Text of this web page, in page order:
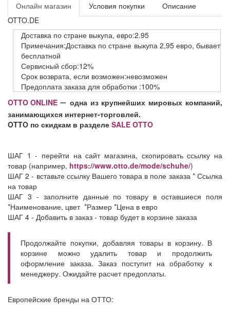
Онлайн магазин Условия покупки
Описание
OTTO.DE
Доставка по стране выкупа, евро:2.95
Примечания:Доставка по стране выкупа 2,95 евро, бывает
бесплатной
Сервисный сбор:12%
Срок возврата, если возможен:невозможен
Предоплата заказа для обработки :100%
OTTO ONLINE — одна из крупнейших мировых компаний,
занимающихся интернет-торговлей.
OTTO по скидкам в разделе SALE OTTO
ШАГ 1 - перейти на сайт магазина, скопировать ссылку на
товар (например, https://www.otto.de/mode/schuhe/)
ШАГ 2 - вставьте ссылку Вашего товара в поле заказа * Ссылка
на товар
ШАГ 3 - заполните данные по товару в оставшиеся поля
*Наименование, цвет *Размер *Цена в евро
ШАГ 4 - Добавить в заказ - товар будет в корзине заказа
Продолжайте покупки, добавляя товары в корзину. В
корзине можно удалить товар и продолжить
оформление заказа. Заказ поступит на обработку к
менеджеру. Ожидайте расчет предоплаты.
Европейские бренды на ОТТО: